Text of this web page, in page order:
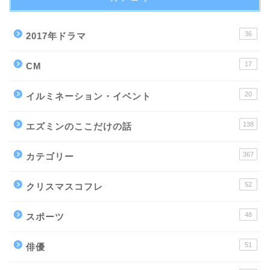
2017年ドラマ 36
CM 17
イルミネーション・イベント 20
エズミンのここだけの話 138
カテゴリー 367
クリスマスコフレ 52
スポーツ 48
俳優 51